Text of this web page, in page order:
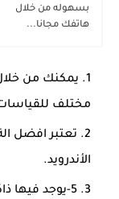
بسهوله من خلال
هاتفك مجانا...
يمكنك من
مختلف
تعتبر افضل
الأندرويد.
5-يوجد فيها ذاكرة تخزين مؤقت .